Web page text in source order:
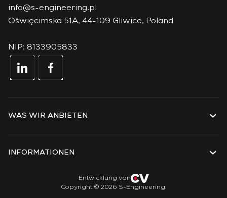
info@s-engineering.pl
Oświęcimska 51A, 44-109 Gliwice, Poland
NIP: 8133905833
WAS WIR ANBIETEN
Lösungen
INFORMATIONEN
Über das Unternehmen
Copyright © 2026 S-Engineering.
Entwicklung von